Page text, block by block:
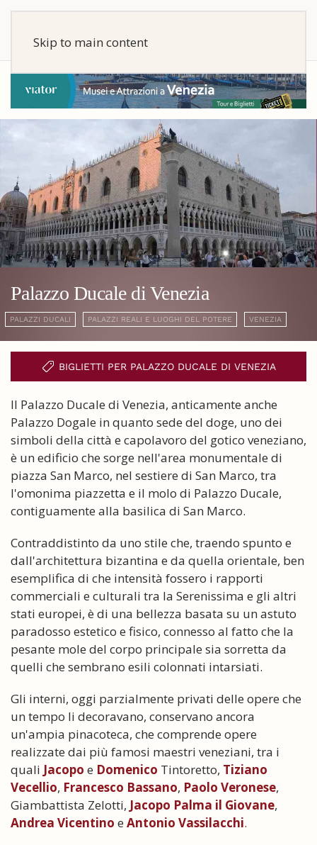
Skip to main content
Palazzo Ducale di Venezia
PALAZZI DUCALI PALAZZI REALI E LUOGHI DEL POTERE VENEZIA
BIGLIETTI PER PALAZZO DUCALE DI VENEZIA
Il Palazzo Ducale di Venezia, anticamente anche
Palazzo Dogale in quanto sede del doge, uno dei
simboli della città e capolavoro del gotico veneziano,
è un edificio che sorge nell'area monumentale di
piazza San Marco, nel sestiere di San Marco, tra
l'omonima piazzetta e il molo di Palazzo Ducale,
contiguamente alla basilica di San Marco.
Contraddistinto da uno stile che, traendo spunto e
dall'architettura bizantina e da quella orientale, ben
esemplifica di che intensità fossero i rapporti
commerciali e culturali tra la Serenissima e gli altri
stati europei, è di una bellezza basata su un astuto
paradosso estetico e fisico, connesso al fatto che la
pesante mole del corpo principale sia sorretta da
quelli che sembrano esili colonnati intarsiati.
Gli interni, oggi parzialmente privati delle opere che
un tempo li decoravano, conservano ancora
un'ampia pinacoteca, che comprende opere
realizzate dai più famosi maestri veneziani, tra i
quali Jacopo e Domenico Tintoretto, Tiziano
Vecellio, Francesco Bassano, Paolo Veronese,
Giambattista Zelotti, Jacopo Palma il Giovane,
Andrea Vicentino e Antonio Vassilacchi.